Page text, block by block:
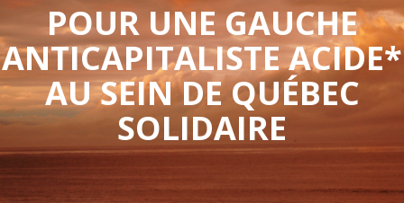
POUR UNE GAUCHE
ANTICAPITALISTE ACIDE*
AU SEIN DE QUÉBEC
SOLIDAIRE